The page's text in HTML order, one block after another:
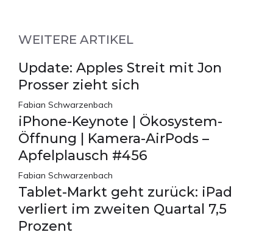
WEITERE ARTIKEL
Update: Apples Streit mit Jon
Prosser zieht sich
Fabian Schwarzenbach
iPhone-Keynote | Ökosystem-
Öffnung | Kamera-AirPods –
Apfelplausch #456
Fabian Schwarzenbach
Tablet-Markt geht zurück: iPad
verliert im zweiten Quartal 7,5
Prozent